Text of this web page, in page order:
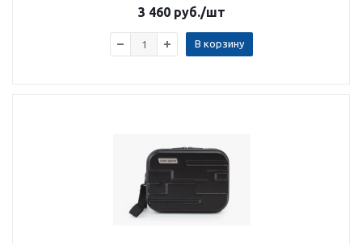
3 460 руб./шт
В корзину